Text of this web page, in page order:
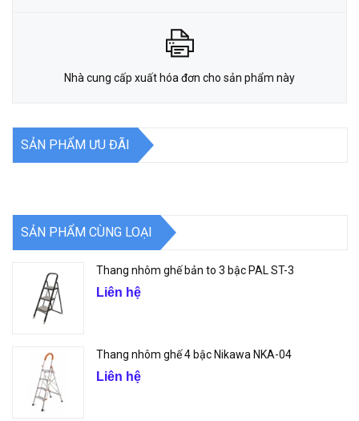
Nhà cung cấp xuất hóa đơn cho sản phẩm này
SẢN PHẨM ƯU ĐÃI
SẢN PHẨM CÙNG LOẠI
Thang nhôm ghế bản to 3 bậc PAL ST-3
Liên hệ
Thang nhôm ghế 4 bậc Nikawa NKA-04
Liên hệ